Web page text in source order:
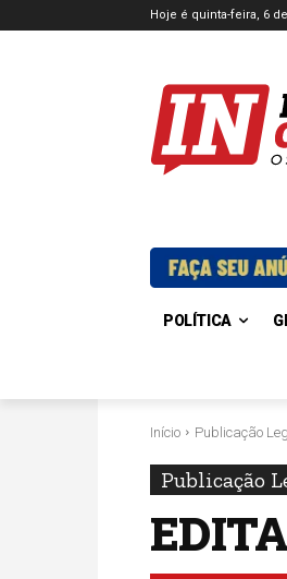
Hoje é quinta-feira, 6
POLÍTICA
Início Publicação
Publicação